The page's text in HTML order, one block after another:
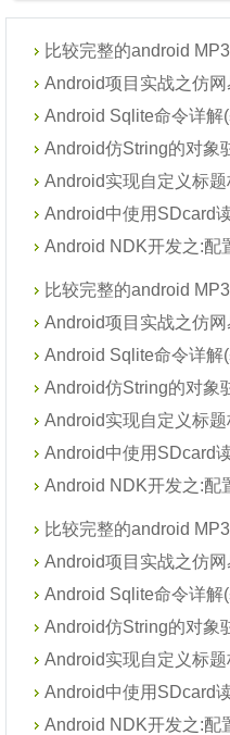
比较完整的android
Android项目实战之仿
Android Sqlite命令详解
Android仿String的对象
Android实现自定义标
Android中使用SDcard
Android NDK开发之:配
比较完整的android
Android项目实战之仿
Android Sqlite命令详解
Android仿String的对象
Android实现自定义标
Android中使用SDcard
Android NDK开发之:配
比较完整的android
Android项目实战之仿
Android Sqlite命令详解
Android仿String的对象
Android实现自定义标
Android中使用SDcard
Android NDK开发之:配